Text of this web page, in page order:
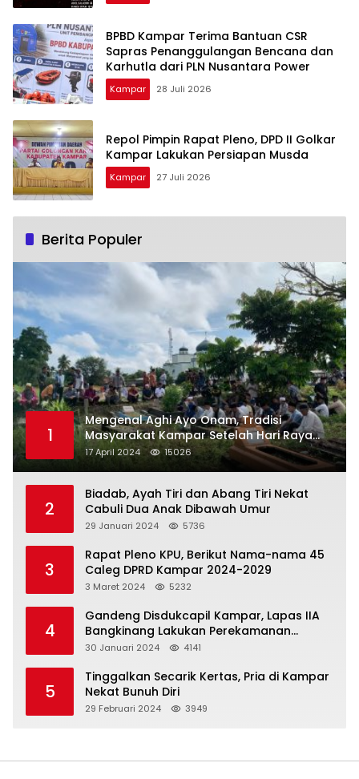
BPBD Kampar Terima Bantuan CSR
Sapras Penanggulangan Bencana dan
Karhutla dari PLN Nusantara Power
Kampar 28 Juli 2026
Repol Pimpin Rapat Pleno, DPD II Golkar
Kampar Lakukan Persiapan Musda
Kampar 27 Juli 2026
Berita Populer
1
Mengenal Aghi Ayo Onam, Tradisi
Masyarakat Kampar Setelah Hari Raya
Idul Fitri
17 April 2024 15026
2
Biadab, Ayah Tiri dan Abang Tiri Nekat
Cabuli Dua Anak Dibawah Umur
29 Januari 2024 5736
3
Rapat Pleno KPU, Berikut Nama-nama 45
3 Maret 2024 5232
4
Gandeng Disdukcapil Kampar, Lapas IIA
Bangkinang Lakukan Perekamanan
Kependudukan WBP
30 Januari 2024 4141
5
Tinggalkan Secarik Kertas, Pria di Kampar
Nekat Bunuh Diri
29 Februari 2024 3949